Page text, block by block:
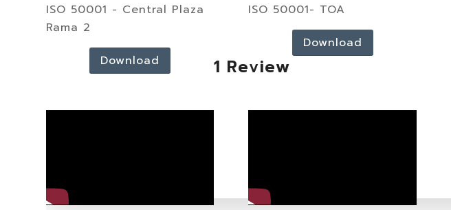
ISO 50001 - Central Plaza
Rama 2
Download
ISO 50001- TOA
Download
1 Review